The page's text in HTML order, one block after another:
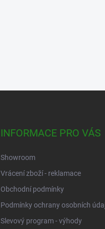
INFORMACE PRO VÁS
Showroom
Vrácení zboží - reklamace
Obchodní podmínky
Podmínky ochrany osobních
Slevový program - výhody